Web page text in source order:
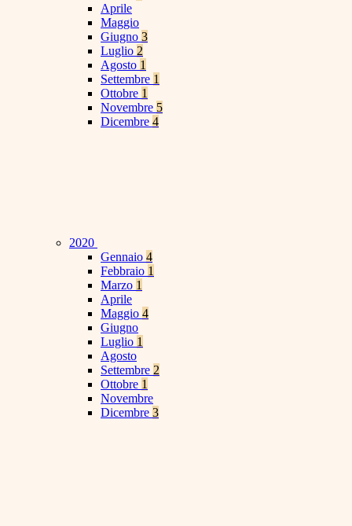
Aprile
Maggio
Giugno 3
Luglio 2
Agosto 1
Settembre 1
Ottobre 1
Novembre 5
Dicembre 4
2020
Gennaio 4
Febbraio 1
Marzo 1
Aprile
Maggio 4
Giugno
Luglio 1
Agosto
Settembre 2
Ottobre 1
Novembre
Dicembre 3